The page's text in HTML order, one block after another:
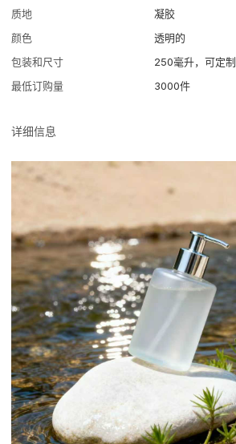
质地
凝胶
颜色
透明的
包装和尺寸
250毫升，可定制
最低订购量
3000件
详细信息